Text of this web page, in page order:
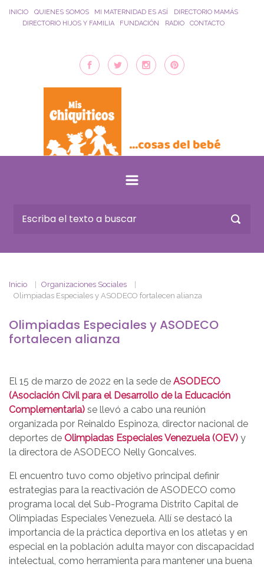
Saltar al contenido principal
INICIO QUIENES SOMOS MI MATERNIDAD ES ASÍ
DIRECTORIO MAMÁS
DIRECTORIO HIJOS Y FAMILIA
FUNDACIÓN RADIO CONTACTO
Inicio
Organizaciones Sociales
Olimpiadas Especiales y ASODECO fortalecen alianza
Olimpiadas Especiales y ASODECO
fortalecen alianza
El 15 de marzo de 2022 en la sede de ASODECO
(Asociación Civil para el Desarrollo de la Educación
Complementaria) se llevó a cabo una reunión
organizada por Reinaldo Espinoza, director nacional de
deportes de Olimpiadas Especiales Venezuela (OEV) y
la directora de ASODECO Nelly Goncalves.
El encuentro tuvo como objetivo principal definir
estrategias para la reactivación de ASODECO como
programa local del Sub-Programa Distrito Capital de
Olimpiadas Especiales Venezuela. Allí se destacó la
importancia de la práctica deportiva en los atletas y en
especial en la población adulta mayor con discapacidad
intelectual, como herramienta para mantener una buena